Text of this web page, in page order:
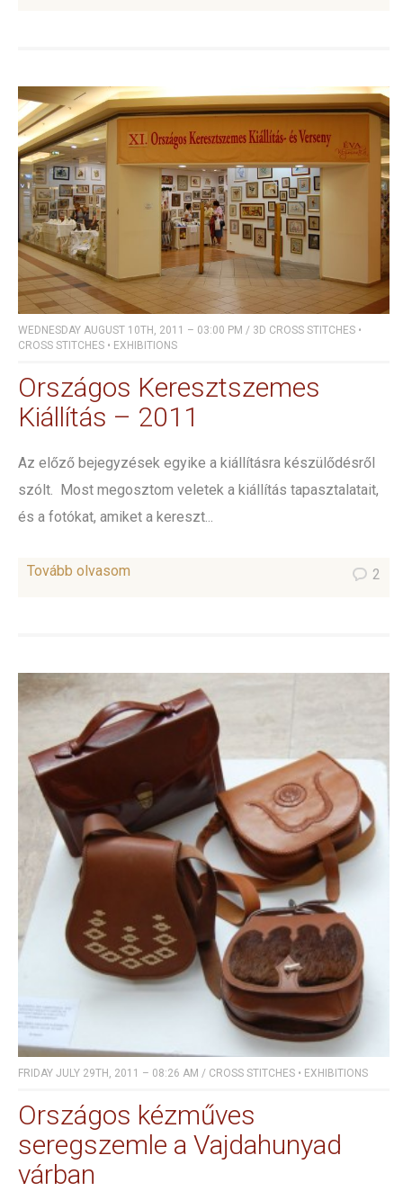
WEDNESDAY AUGUST 10TH, 2011 – 03:00 PM / 3D CROSS STITCHES •
CROSS STITCHES • EXHIBITIONS
Országos Keresztszemes
Kiállítás – 2011
Az előző bejegyzések egyike a kiállításra készülődésről
szólt. Most megosztom veletek a kiállítás tapasztalatait,
és a fotókat, amiket a kereszt...
Tovább olvasom 2
FRIDAY JULY 29TH, 2011 – 08:26 AM / CROSS STITCHES • EXHIBITIONS
Országos kézműves
seregszemle a Vajdahunyad
várban